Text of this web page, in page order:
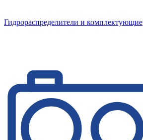
Гидрораспределители и комплектующие